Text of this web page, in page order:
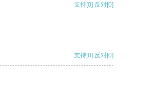
支持[0] 反对[0]
支持[0] 反对[0]